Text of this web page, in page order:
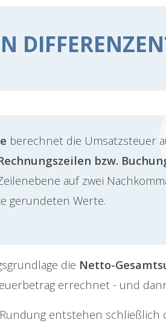
berechnet die Umsatzsteuer
bzw.
auf zwei
gerundeten Werte.
die Netto-
errechnet - und
entstehen schließlich